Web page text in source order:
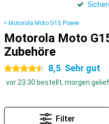
Motorola Moto G15 Power
Motorola Moto
Zubehöre
4.5 Sterne 8,5 Sehr gut
vor 23:30 bestellt, morgen
Filter